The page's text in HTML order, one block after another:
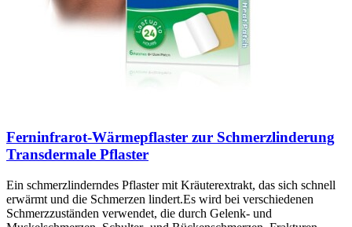
Ferninfrarot-Wärmepflaster zur Schmerzlinderung
Transdermale Pflaster
Ein schmerzlinderndes Pflaster mit Kräuterextrakt, das sich schnell
erwärmt und die Schmerzen lindert.Es wird bei verschiedenen
Schmerzzuständen verwendet, die durch Gelenk- und